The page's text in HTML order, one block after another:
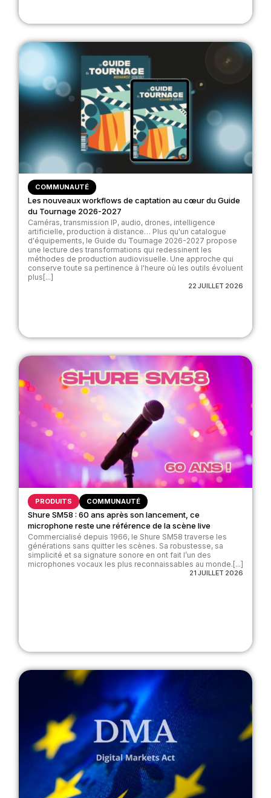
COMMUNAUTÉ
Les nouveaux workflows de captation au cœur du Guide
du Tournage 2026-2027
Caméras, transmission IP, audio, drones, intelligence
artificielle, production à distance… Plus qu'un catalogue
d'équipements, le Guide du Tournage 2026-2027 propose
une lecture des transformations qui redessinent les
méthodes de production audiovisuelle. Une approche qui
conserve toute sa pertinence à l'heure où les outils évoluent
plus[...]
22 JUILLET 2026
PRODUITS COMMUNAUTÉ
Shure SM58 : 60 ans après son lancement, ce
microphone reste une référence de la scène live
Commercialisé depuis 1966, le Shure SM58 traverse les
générations sans quitter les scènes. Sa robustesse, sa
simplicité et sa signature sonore en ont fait l’un des
microphones vocaux les plus reconnaissables au monde.[...]
21 JUILLET 2026